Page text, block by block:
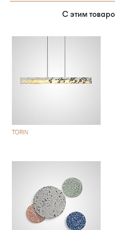
С этим
TORIN